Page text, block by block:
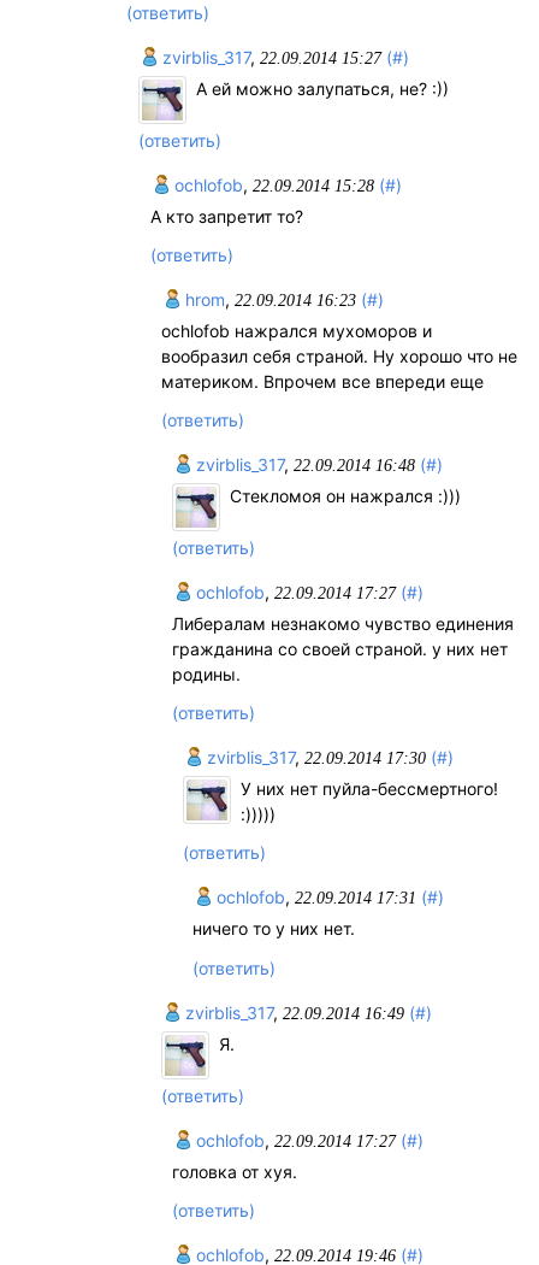
(ответить)
zvirblis_317,22.09.2014 15:27 (#)
А ей можно залупаться, не? :))
(ответить)
ochlofob, 22.09.2014 15:28 (#)
А кто запретит то?
(ответить)
hrom, 22.09.2014 16:23 (#)
ochlofob нажрался мухоморов и
вообразил себя страной. Ну хорошо что не
материком. Впрочем все впереди еще
(ответить)
zvirblis_317, 22.09.2014 16:48 (#)
Стекломоя он нажрался :)))
(ответить)
ochlofob, 22.09.2014 17:27 (#)
Либералам незнакомо чувство единения
гражданина со своей страной. у них нет
родины.
(ответить)
zvirblis_317, 22.09.2014 17:30 (#)
У них нет пуйла-бессмертного!
:)))))
(ответить)
ochlofob,22.09.2014 17:31 (#)
ничего то у них нет.
(ответить)
zvirblis_317, 22.09.2014 16:49 (#)
Я.
(ответить)
ochlofob, 22.09.2014 17:27 (#)
головка от хуя.
(ответить)
ochlofоb, 22.09.2014 19:46 (#)